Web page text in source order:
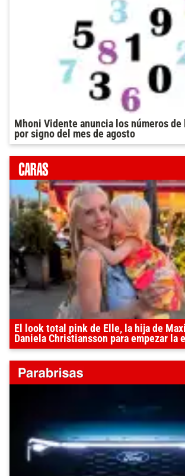
Mhoni Vidente anuncia los números
por signo del mes de agosto
El look total pink de Elle, la hija de
Daniela Christiansson para empezar la